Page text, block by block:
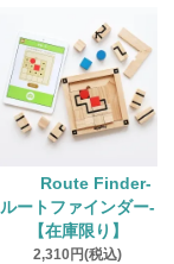
Route Finder‐
ルートファインダー‐
【在庫限り】
2,310円(税込)